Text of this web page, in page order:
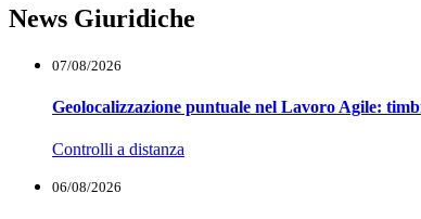
News Giuridiche
07/08/2026
Geolocalizzazione puntuale nel Lavoro Agile:
Controlli a distanza
06/08/2026